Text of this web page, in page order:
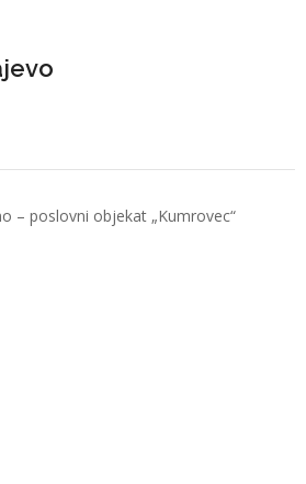
– poslovni objekat „Kumrovec“